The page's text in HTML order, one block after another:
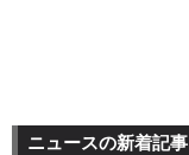
ニュースの新着記事